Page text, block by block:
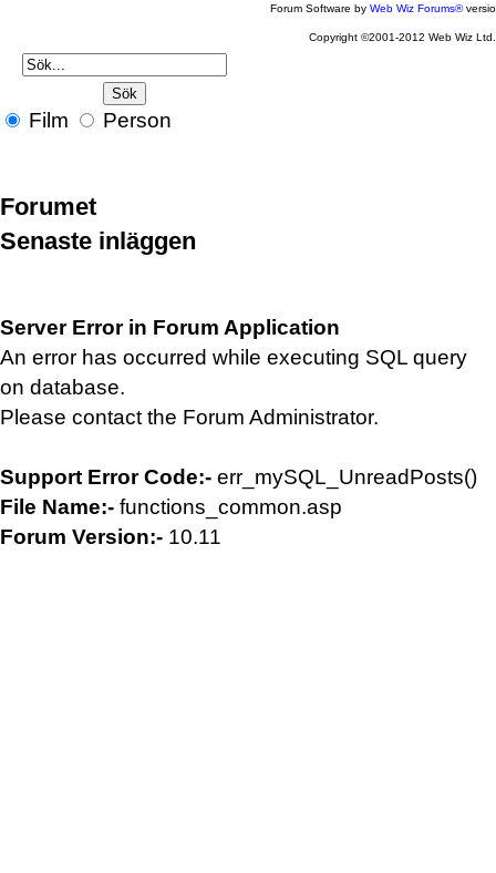
Forum Software byWeb Wiz Forums®
Copyright ©2001-2012 Web Wiz Ltd.
Film Person
Forumet
Senaste inläggen
Server Error in Forum Application
An error has occurred while executing SQL query
on database.
Please contact the Forum Administrator.
Support Error Code:- err_mySQL_UnreadPosts()
File Name:- functions_common.asp
Forum Version:- 10.11